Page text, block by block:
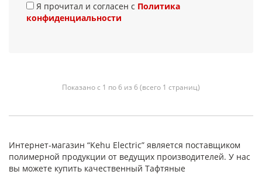
Я прочитал и согласен с Политика
конфиденциальности
Показано с 1 по 6 из 6 (всего 1 страниц)
Интернет-магазин “Kehu Electric” является поставщиком
полимерной продукции от ведущих производителей. У нас
вы можете купить качественный Тафтяные